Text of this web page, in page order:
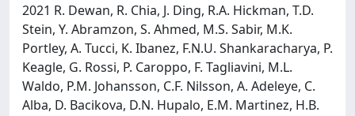
2021 R. Dewan, R. Chia, J. Ding, R.A. Hickman, T.D.
Stein, Y. Abramzon, S. Ahmed, M.S. Sabir, M.K.
Portley, A. Tucci, K. Ibanez, F.N.U. Shankaracharya, P.
Keagle, G. Rossi, P. Caroppo, F. Tagliavini, M.L.
Waldo, P.M. Johansson, C.F. Nilsson, A. Adeleye, C.
Alba, D. Bacikova, D.N. Hupalo, E.M. Martinez, H.B.